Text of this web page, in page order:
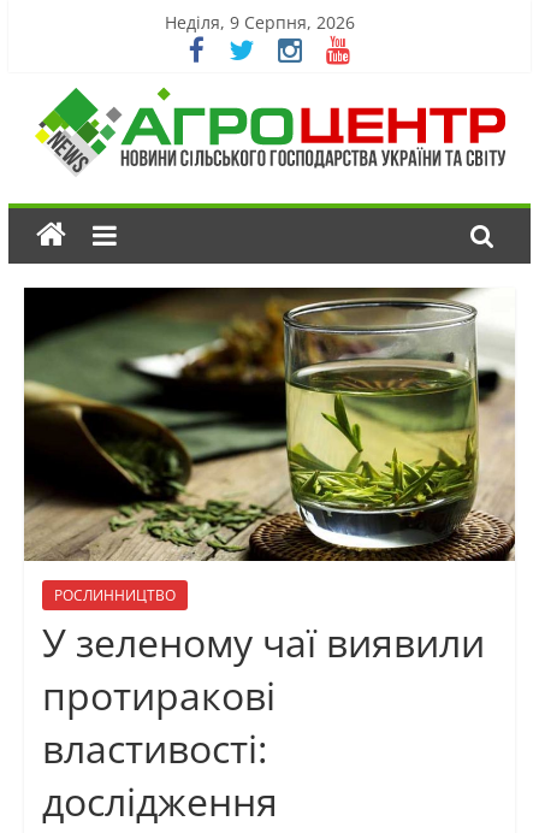
Неділя, 9 Серпня, 2026
РОСЛИННИЦТВО
У зеленому чаї виявили
протиракові
властивості:
дослідження